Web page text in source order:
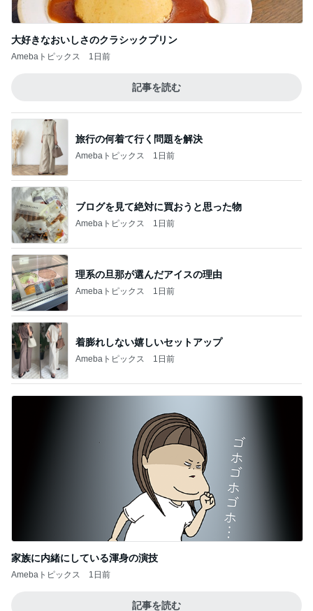
大好きなおいしさのクラシックプリン
Amebaトピックス 1日前
記事を読む
旅行の何着て行く問題を解決
Amebaトピックス 1日前
ブログを見て絶対に買おうと思った物
Amebaトピックス 1日前
理系の旦那が選んだアイスの理由
Amebaトピックス 1日前
着膨れしない嬉しいセットアップ
Amebaトピックス 1日前
家族に内緒にしている渾身の演技
Amebaトピックス 1日前
記事を読む